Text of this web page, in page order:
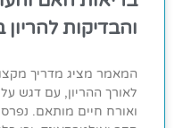
והבדיקות
המאמר מציג מדריך
לאורך ההריון, עם דגש
ואורח חיים מותאם.